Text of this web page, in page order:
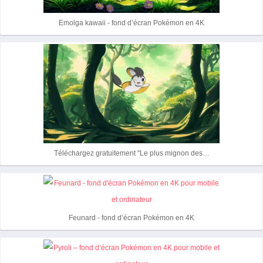
Emolga kawaii - fond d’écran Pokémon en 4K
Téléchargez gratuitement "Le plus mignon des…
Feunard - fond d’écran Pokémon en 4K